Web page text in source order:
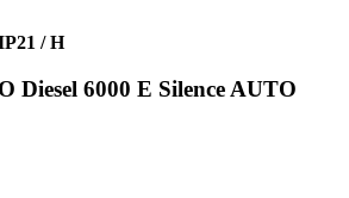
/ H
Diesel 6000 E Silence AUTO